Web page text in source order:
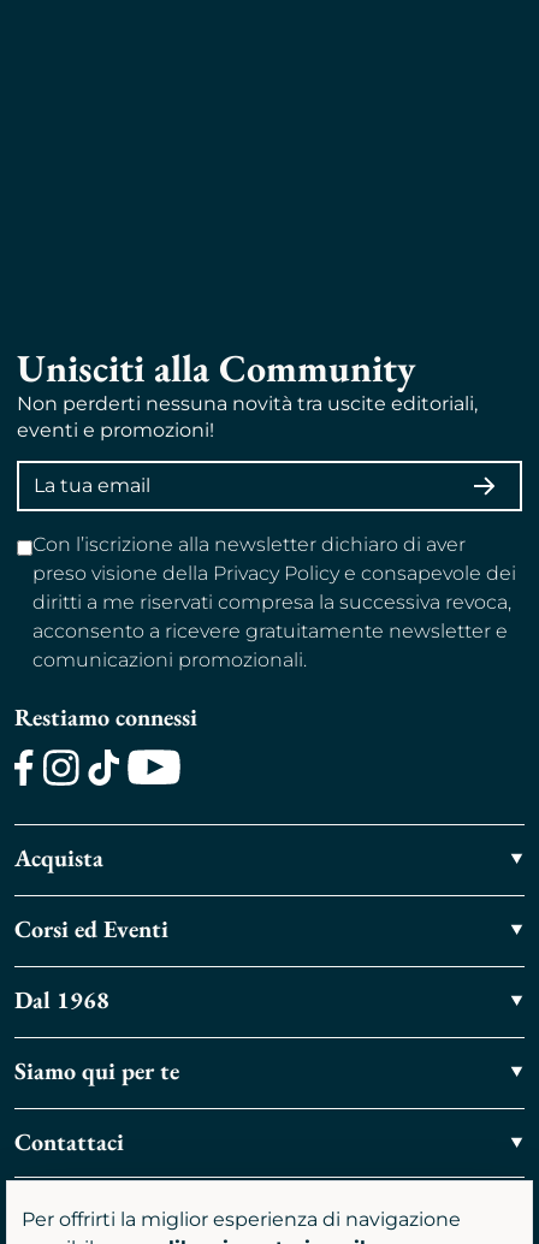
Unisciti alla Community
Non perderti nessuna novità tra uscite editoriali,
eventi e promozioni!
Indirizzo
email
Con l’iscrizione alla newsletter dichiaro di aver
preso visione della Privacy Policy e consapevole dei
diritti a me riservati compresa la successiva revoca,
acconsento a ricevere gratuitamente newsletter e
comunicazioni promozionali.
Restiamo connessi
Acquista
Corsi ed Eventi
Dal 1968
Siamo qui per te
Contattaci
Vieni a trovarci
Per offrirti la miglior esperienza di navigazione